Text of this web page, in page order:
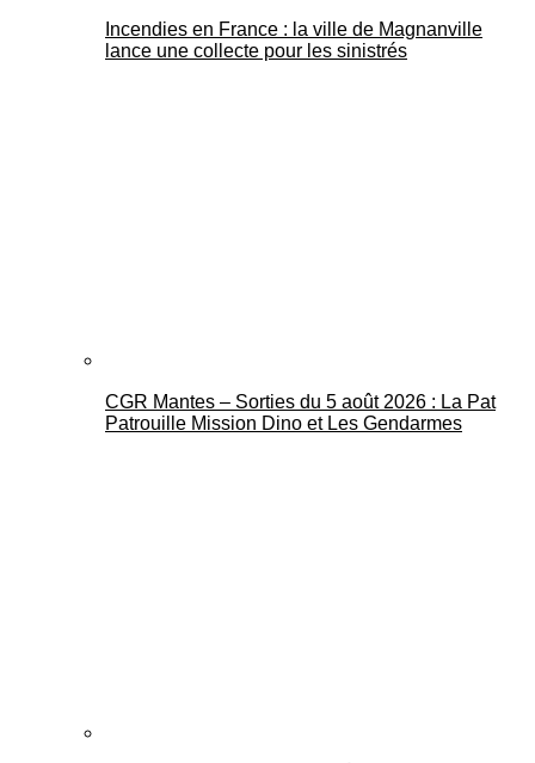
Mantes Actu
Incendies en France : la ville de Magnanville
lance une collecte pour les sinistrés
CGR Mantes – Sorties du 5 août 2026 : La Pat
Patrouille Mission Dino et Les Gendarmes